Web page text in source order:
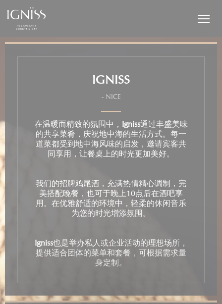
IGNISS
- NICE
在温暖而精致的氛围中， Igniss通过丰盛美味
的共享菜肴，庆祝地中海的生活方式。每一
道菜都受到地中海风味的启发，邀请宾客共
同享用，让餐桌上的时光更加美好。
我们的招牌鸡尾酒，充满热情精心调制，完
美搭配晚餐，也可于晚上10点后在酒吧享
用。在优雅舒适的环境中，轻柔的休闲音乐
为您的时光增添氛围。
Igniss也是举办私人或企业活动的理想场所，
提供适合团体的菜单和套餐，可根据需求量
身定制。